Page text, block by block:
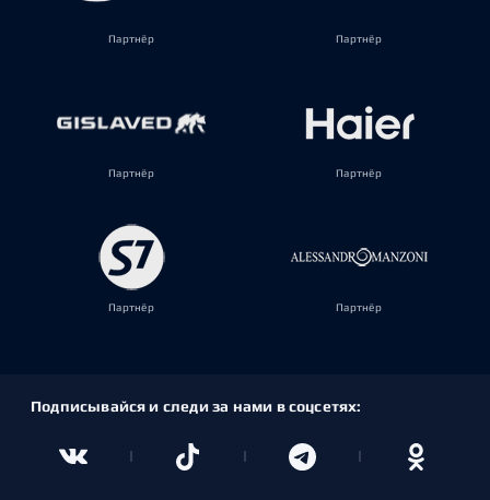
Партнёр Партнёр
Партнёр Партнёр
Партнёр Партнёр
Подписывайся и следи за нами в соцсетях: